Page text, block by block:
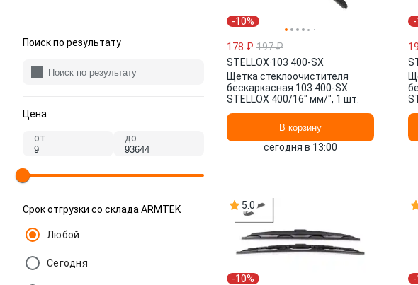
Поиск по результату
Цена
от до
Срок отгрузки со склада ARMTEK
Любой
Сегодня
-10%
178 ₽ 197 ₽
STELLOX·103 400-SX
Щетка стеклоочистителя
бескаркасная 103 400-SX
STELLOX 400/16" мм/", 1 шт.
В корзину
сегодня в 13:00
5.0
-10%